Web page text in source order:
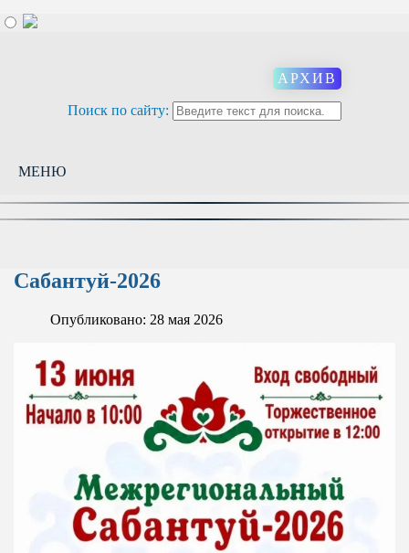
АРХИВ
Поиск по сайту:
МЕНЮ
Сабантуй-2026
Опубликовано: 28 мая 2026